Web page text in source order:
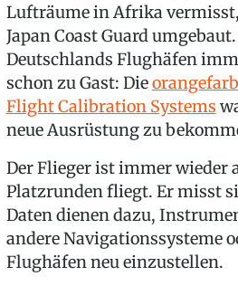
Lufträume in Afrika
Japan Coast Guard
Deutschlands Flughäfen
schon zu Gast: Die
Flight Calibration Systems
neue Ausrüstung zu
Der Flieger ist immer wieder
Platzrunden fliegt. Er misst
Daten dienen dazu,
andere Navigationssysteme
Flughäfen neu einzustellen.